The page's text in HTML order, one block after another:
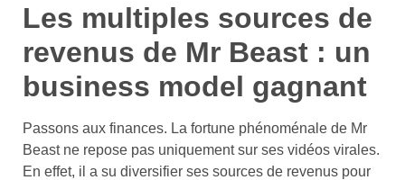
Les multiples sources de
revenus de Mr Beast : un
business model gagnant
Passons aux finances. La fortune phénoménale de Mr
Beast ne repose pas uniquement sur ses vidéos virales.
En effet, il a su diversifier ses sources de revenus pour